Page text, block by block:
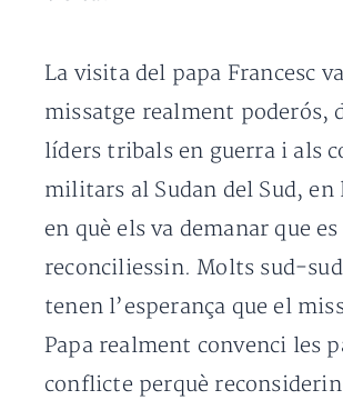
La visita del papa Francesc
missatge realment poderós,
líders tribals en guerra i als
militars al Sudan del Sud, en
en què els va demanar que es
reconciliessin. Molts sud-
tenen l’esperança que el
Papa realment convenci les
conflicte perquè reconsiderin